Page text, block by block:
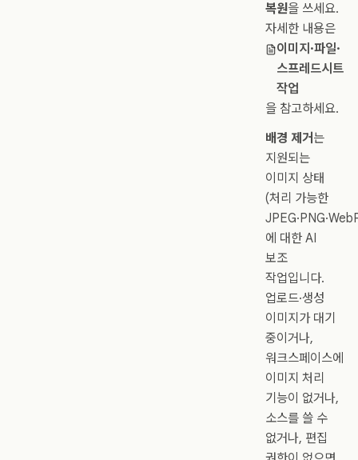
복원을 쓰세요.
자세한 내용은
이미지·파일·
스프레드시트
작업
을 참고하세요.
배경 제거 는
지원되는
이미지 상태
(처리 가능한
에 대한 AI
보조
작업입니다.
업로드·생성
이미지가 대기
중이거나,
워크스페이스에
이미지 처리
기능이 없거나,
소스를 쓸 수
없거나, 편집